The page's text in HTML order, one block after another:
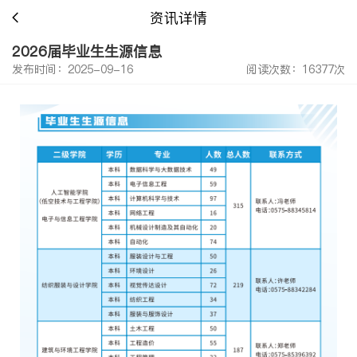
资讯详情
2026届毕业生生源信息
发布时间：2025-09-16 阅读次数：16377次